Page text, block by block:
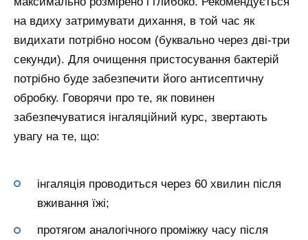
на вдиху затримувати дихання, в той час як
видихати потрібно носом (буквально через дві-три
секунди). Для очищення пристосування бактерій
потрібно буде забезпечити його антисептичну
обробку. Говорячи про те, як повинен
забезпечуватися інгаляційний курс, звертають
увагу на те, що:
інгаляція проводиться через 60 хвилин після
вживання їжі;
протягом аналогічного проміжку часу після